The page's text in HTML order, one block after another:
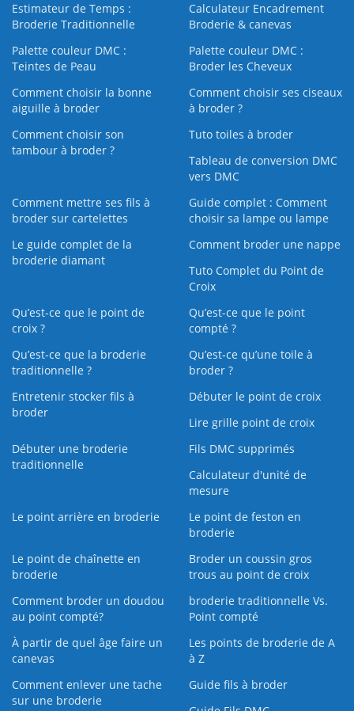
Estimateur de Temps :
Broderie Traditionnelle
Calculateur Encadrement
Broderie & canevas
Palette couleur DMC :
Teintes de Peau
Palette couleur DMC :
Broder les Cheveux
Comment choisir la bonne
aiguille à broder
Comment choisir ses ciseaux
à broder ?
Comment choisir son
tambour à broder ?
Tuto toiles à broder
Tableau de conversion DMC
vers DMC
Comment mettre ses fils à
broder sur cartelettes
Guide complet : Comment
choisir sa lampe ou lampe
Le guide complet de la
broderie diamant
Comment broder une nappe
Tuto Complet du Point de
Croix
Qu’est-ce que le point de
croix ?
Qu’est-ce que le point
compté ?
Qu’est-ce que la broderie
traditionnelle ?
Qu’est‑ce qu’une toile à
broder ?
Entretenir stocker fils à
broder
Débuter le point de croix
Lire grille point de croix
Débuter une broderie
traditionnelle
Fils DMC supprimés
Calculateur d'unité de
mesure
Le point arrière en broderie
Le point de feston en
broderie
Le point de chaînette en
broderie
Broder un coussin gros
trous au point de croix
Comment broder un doudou
au point compté?
broderie traditionnelle Vs.
Point compté
À partir de quel âge faire un
canevas
Les points de broderie de A
à Z
Comment enlever une tache
sur une broderie
Guide fils à broder